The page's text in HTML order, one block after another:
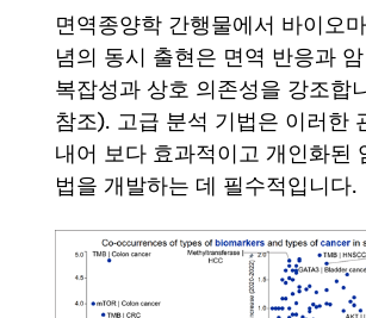
면역종양학 간행물에서 바이오
념의 동시 출현은 면역 반응과
복잡성과 상호 의존성을 강조합
참조). 고급 분석 기법은 이러한
내어 보다 효과적이고 개인화된
법을 개발하는 데 필수적입니다.